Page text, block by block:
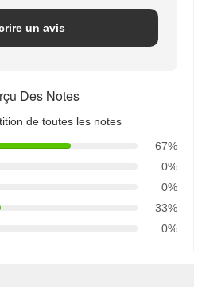
un avis
Des Notes
de toutes les notes
67%
0%
0%
33%
0%